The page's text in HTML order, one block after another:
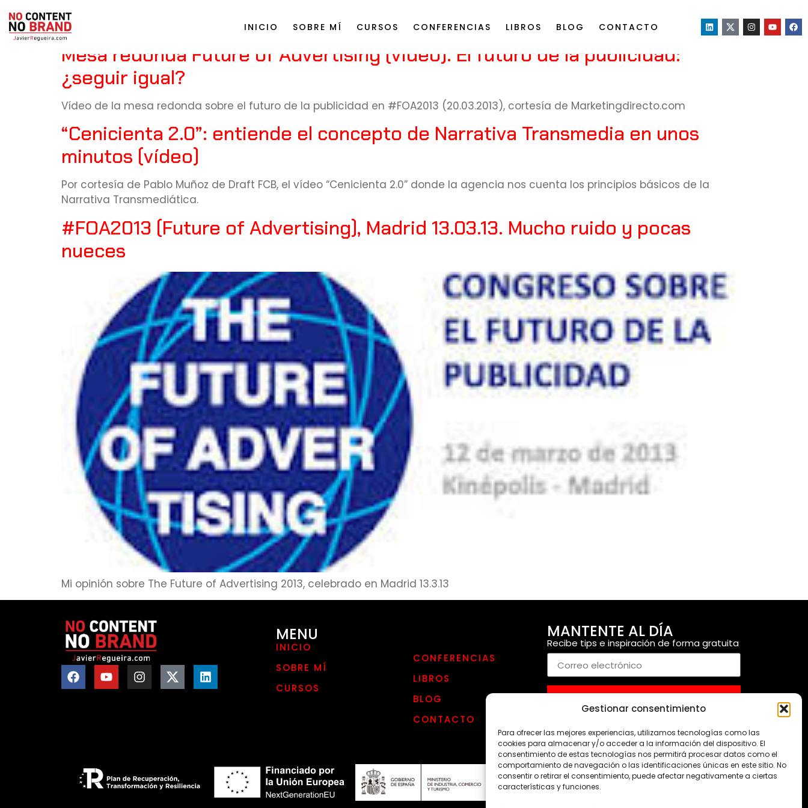
Gestionar consentimiento
Para ofrecer las mejores experiencias, utilizamos tecnologías como las
cookies para almacenar y/o acceder a la información del dispositivo. El
consentimiento de estas tecnologías nos permitirá procesar datos como el
comportamiento de navegación o las identificaciones únicas en este sitio. No
consentir o retirar el consentimiento, puede afectar negativamente a ciertas
características y funciones.
INICIO SOBRE MÍ CURSOS CONFERENCIAS LIBROS BLOG CONTACTO
Tag:
Mesa redonda Future of Advertising (vídeo). El futuro de la publicidad:
¿seguir igual?
Vídeo de la mesa redonda sobre el futuro de la publicidad en #FOA2013 (20.03.2013), cortesía de Marketingdirecto.com
“Cenicienta 2.0”: entiende el concepto de Narrativa Transmedia en unos
minutos (vídeo)
Por cortesía de Pablo Muñoz de Draft FCB, el vídeo “Cenicienta 2.0” donde la agencia nos cuenta los principios básicos de la
Narrativa Transmediática.
#FOA2013 (Future of Advertising), Madrid 13.03.13. Mucho ruido y pocas
nueces
Mi opinión sobre The Future of Advertising 2013, celebrado en Madrid 13.3.13
MENU
INICIO
SOBRE MÍ
CURSOS
CONFERENCIAS
LIBROS
BLOG
CONTACTO
MANTENTE AL DÍA
Recibe tips e inspiración de forma gratuita